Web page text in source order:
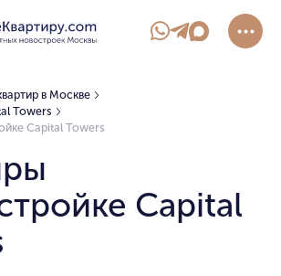
в Москве
Towers
Capital Towers
Capital